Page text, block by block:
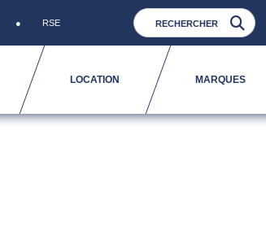
RSE
LOCATION MARQUES